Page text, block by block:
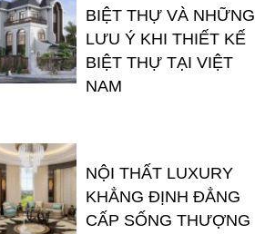
BIỆT THỰ VÀ NHỮNG
LƯU Ý KHI THIẾT KẾ
BIỆT THỰ TẠI VIỆT
NAM
NỘI THẤT LUXURY
KHẲNG ĐỊNH ĐẲNG
CẤP SỐNG THƯỢNG